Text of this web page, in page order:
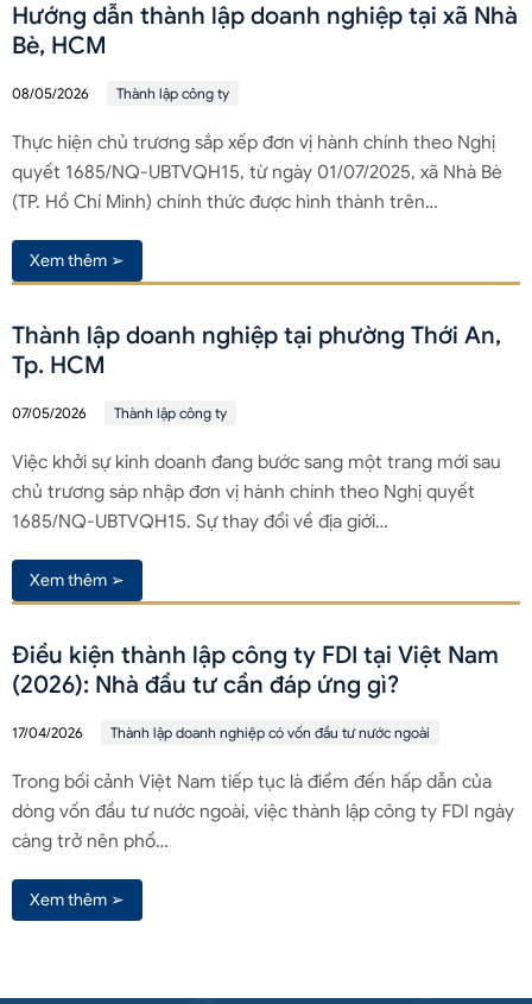
Hướng dẫn thành lập doanh nghiệp tại xã Nhà
Bè, HCM
08/05/2026 Thành lập công ty
Thực hiện chủ trương sắp xếp đơn vị hành chính theo Nghị
quyết 1685/NQ-UBTVQH15, từ ngày 01/07/2025, xã Nhà Bè
(TP. Hồ Chí Minh) chính thức được hình thành trên…
Xem thêm ➢
Thành lập doanh nghiệp tại phường Thới An,
Tp. HCM
07/05/2026 Thành lập công ty
Việc khởi sự kinh doanh đang bước sang một trang mới sau
chủ trương sáp nhập đơn vị hành chính theo Nghị quyết
1685/NQ-UBTVQH15. Sự thay đổi về địa giới…
Xem thêm ➢
Điều kiện thành lập công ty FDI tại Việt Nam
(2026): Nhà đầu tư cần đáp ứng gì?
17/04/2026 Thành lập doanh nghiệp có vốn đầu tư nước ngoài
Trong bối cảnh Việt Nam tiếp tục là điểm đến hấp dẫn của
dòng vốn đầu tư nước ngoài, việc thành lập công ty FDI ngày
càng trở nên phổ…
Xem thêm ➢